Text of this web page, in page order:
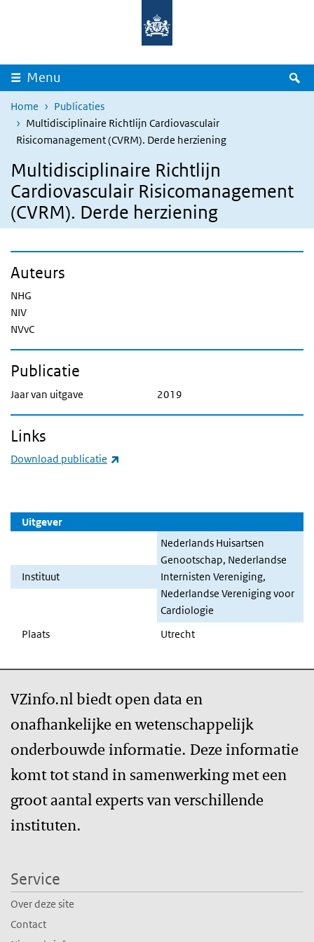
Overslaan en naar de inhoud gaan
Menu
Home
Publicaties
Multidisciplinaire Richtlijn Cardiovasculair
Risicomanagement (CVRM). Derde herziening
Multidisciplinaire Richtlijn
Cardiovasculair Risicomanagement
(CVRM). Derde herziening
Uitgever
Instituut
Nederlands Huisartsen
Genootschap, Nederlandse
Internisten Vereniging,
Nederlandse Vereniging voor
Cardiologie
Plaats
Utrecht
Auteurs
NHG
NIV
NVvC
Publicatie
Jaar van uitgave 2019
Links
Download publicatie
VZinfo.nl biedt open data en
onafhankelijke en wetenschappelijk
onderbouwde informatie. Deze informatie
komt tot stand in samenwerking met een
groot aantal experts van verschillende
instituten.
Service
Over deze site
Contact